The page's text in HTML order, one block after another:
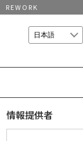
REWORK
情報提供者